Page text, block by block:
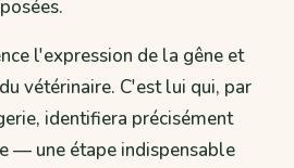
l'expression de la gêne et
vétérinaire. C'est lui qui, par
identifiera précisément
— une étape indispensable